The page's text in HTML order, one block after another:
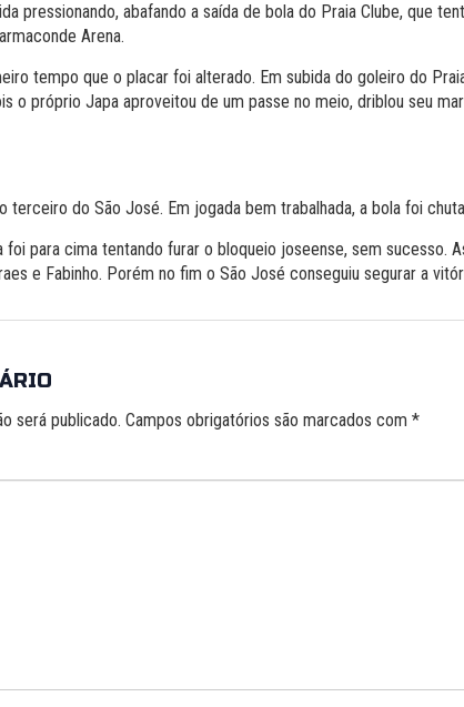
pressionando, abafando a saída de bola do Praia Clube, que
Arena.
tempo que o placar foi alterado. Em subida do goleiro do
o próprio Japa aproveitou de um passe no meio, driblou seu
terceiro do São José. Em jogada bem trabalhada, a bola foi
foi para cima tentando furar o bloqueio joseense, sem sucesso.
e Fabinho. Porém no fim o São José conseguiu segurar a
será publicado. Campos obrigatórios são marcados com *